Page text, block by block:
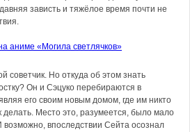
зависть и тяжёлое время почти не
советчик. Но откуда об этом знать
Он и Сэцуко перебираются в
его своим новым домом, где им никто
делать. Место это, разумеется, было мало
впоследствии Сейта осознал